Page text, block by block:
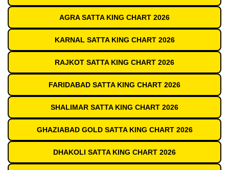
AGRA SATTA KING CHART 2026
KARNAL SATTA KING CHART 2026
RAJKOT SATTA KING CHART 2026
FARIDABAD SATTA KING CHART 2026
SHALIMAR SATTA KING CHART 2026
GHAZIABAD GOLD SATTA KING CHART 2026
DHAKOLI SATTA KING CHART 2026